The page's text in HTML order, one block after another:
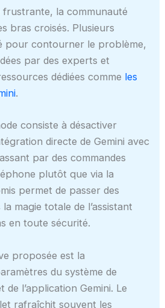
frustrante, la communauté
bras croisés. Plusieurs
pour contourner le problème,
par des experts et
dédiées comme les
.
consiste à désactiver
directe de Gemini avec
par des commandes
plutôt que via la
permet de passer des
magie totale de l’assistant
en toute sécurité.
proposée est la
du système de
l’application Gemini. Le
rafraîchit souvent les